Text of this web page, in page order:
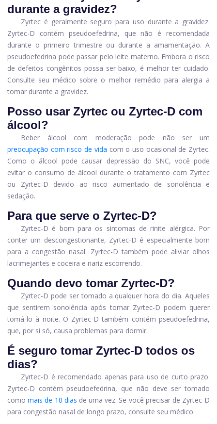
durante a gravidez?
Zyrtec é geralmente seguro para uso durante a gravidez.
Zyrtec-D contém pseudoefedrina, que não é recomendada
durante o primeiro trimestre ou durante a amamentação. A
pseudoefedrina pode passar pelo leite materno. Embora o risco
de defeitos congênitos possa ser baixo, é melhor ter cuidado.
Consulte seu médico sobre o melhor remédio para alergia a
tomar durante a gravidez.
Posso usar Zyrtec ou Zyrtec-D com
álcool?
Beber álcool com moderação pode não ser um
preocupação com risco de vida com o uso ocasional de Zyrtec.
Como o álcool pode causar depressão do SNC, você pode
evitar o consumo de álcool durante o tratamento com Zyrtec
ou Zyrtec-D devido ao risco aumentado de sonolência e
sedação.
Para que serve o Zyrtec-D?
Zyrtec-D é bom para os sintomas de rinite alérgica. Por
conter um descongestionante, Zyrtec-D é especialmente bom
para a congestão nasal. Zyrtec-D também pode aliviar olhos
lacrimejantes e coceira e nariz escorrendo.
Quando devo tomar Zyrtec-D?
Zyrtec-D pode ser tomado a qualquer hora do dia. Aqueles
que sentirem sonolência após tomar Zyrtec-D podem querer
tomá-lo à noite. O Zyrtec-D também contém pseudoefedrina,
que, por si só, causa problemas para dormir.
É seguro tomar Zyrtec-D todos os
dias?
Zyrtec-D é recomendado apenas para uso de curto prazo.
Zyrtec-D contém pseudoefedrina, que não deve ser tomado
comomais de 10 dias de uma vez. Se você precisar de Zyrtec-D
para congestão nasal de longo prazo, consulte seu médico.